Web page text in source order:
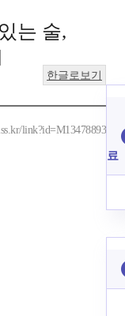
는 술,
한글로보기
link?id=M13478893
료